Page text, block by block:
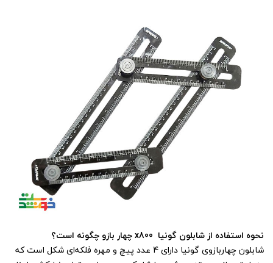
نحوه استفاده از شابلون گونیا x800 چهار بازو چگونه است؟
شابلون چهاربازوی گونیا دارای 4 عدد پیچ و مهره فلکه‌ای شکل است که